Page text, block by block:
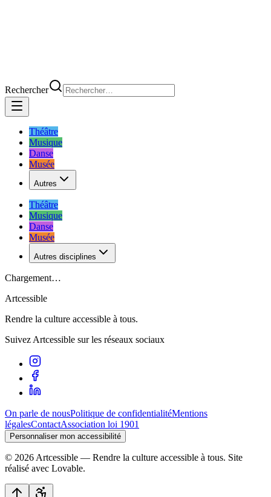
Rechercher
Théâtre
Musique
Danse
Musée
Autres
Théâtre
Musique
Danse
Musée
Autres disciplines
Chargement…
Artcessible
Rendre la culture accessible à tous.
Suivez Artcessible sur les réseaux sociaux
On parle de nousPolitique de confidentialitéMentions
légalesContactAssociation loi 1901
Personnaliser mon accessibilité
© 2026 Artcessible — Rendre la culture accessible à tous. Site
réalisé avec Lovable.